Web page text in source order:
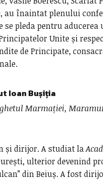
au înaintat plenului
se pleda pentru
Unite și
de Principate,
Ioan Bușiția
Marmației,
și dirijor. A studiat la
ulterior devenind
din Beiuș.A fost